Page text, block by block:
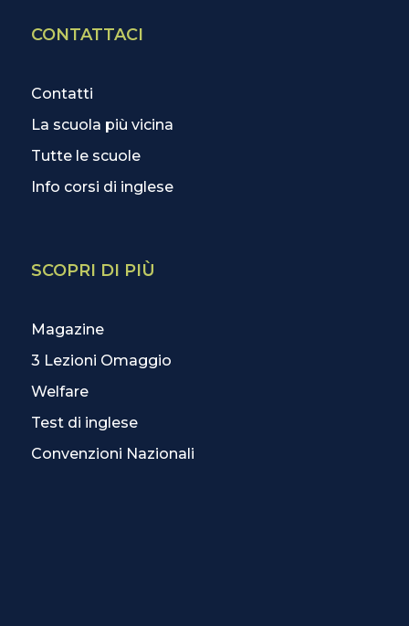
CONTATTACI
Contatti
La scuola più vicina
Tutte le scuole
Info corsi di inglese
SCOPRI DI PIÙ
Magazine
3 Lezioni Omaggio
Welfare
Test di inglese
Convenzioni Nazionali